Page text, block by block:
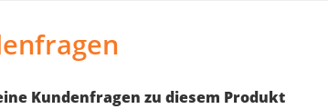
Kundenfragen zu diesem Produkt